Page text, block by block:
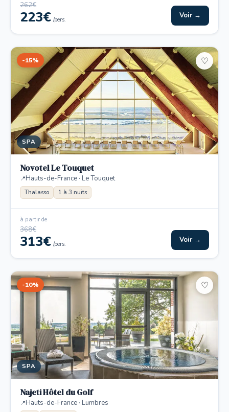
262€
223€ /pers. Voir →
-15%
SPA
♡
Novotel Le Touquet
Hauts-de-France · Le Touquet
Thalasso 1 à 3 nuits
à partir de
368€
313€ /pers. Voir →
-10%
SPA
♡
Najeti Hôtel du Golf
Hauts-de-France · Lumbres